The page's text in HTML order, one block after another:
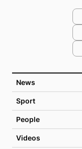
News
Sport
People
Videos